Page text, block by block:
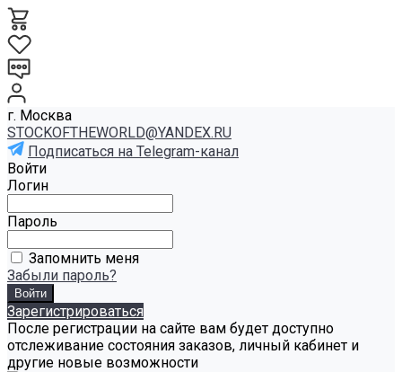
г. Москва
STOCKOFTHEWORLD@YANDEX.RU
Подписаться на Telegram-канал
Войти
Логин
Пароль
Запомнить меня
Забыли пароль?
Зарегистрироваться
После регистрации на сайте вам будет доступно
отслеживание состояния заказов, личный кабинет и
другие новые возможности